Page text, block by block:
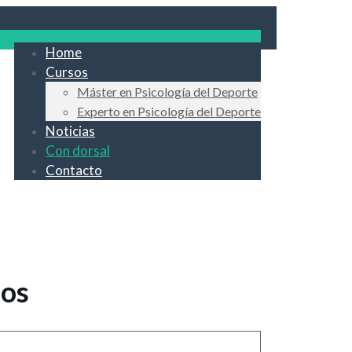
Home
Cursos
Máster en Psicología del Deporte
Experto en Psicología del Deporte
Noticias
Con dorsal
Contacto